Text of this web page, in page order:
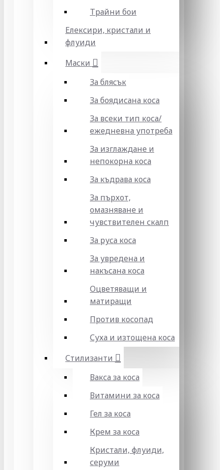
Трайни бои
Елексири, кристали и
флуиди
Маски
За блясък
За боядисана коса
За всеки тип коса/
ежедневна употреба
За изглаждане и
непокорна коса
За къдрава коса
За пърхот,
омазняване и
чувствителен скалп
За руса коса
За увредена и
накъсана коса
Оцветяващи и
матиращи
Против косопад
Суха и изтощена коса
Стилизанти
Вакса за коса
Витамини за коса
Гел за коса
Крем за коса
Кристали, флуиди,
серуми